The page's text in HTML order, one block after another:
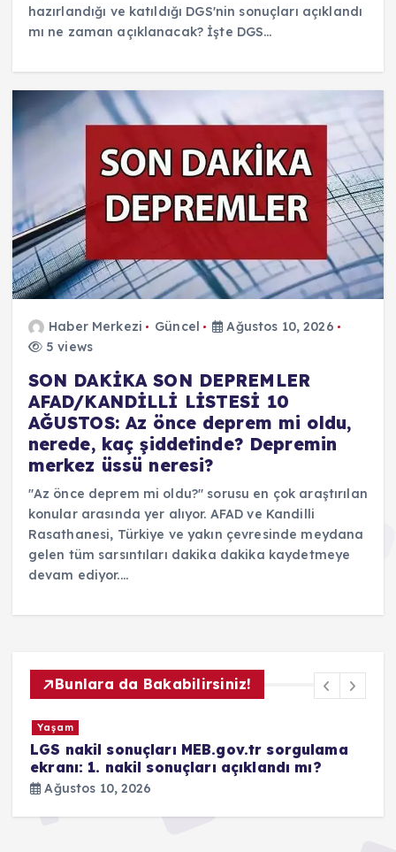
hazırlandığı ve katıldığı DGS'nin sonuçları açıklandı
mı ne zaman açıklanacak? İşte DGS…
Haber Merkezi Güncel
Ağustos 10, 2026
5 views
SON DAKİKA SON DEPREMLER
AFAD/KANDİLLİ LİSTESİ 10
AĞUSTOS: Az önce deprem mi oldu,
nerede, kaç şiddetinde? Depremin
merkez üssü neresi?
"Az önce deprem mi oldu?" sorusu en çok araştırılan
konular arasında yer alıyor. AFAD ve Kandilli
Rasathanesi, Türkiye ve yakın çevresinde meydana
gelen tüm sarsıntıları dakika dakika kaydetmeye
devam ediyor.…
Bunlara da Bakabilirsiniz!
sonuçları MEB.gov.tr sorgulama
1. nakil sonuçları açıklandı mı?
10, 2026
Şehit
Yeni torba